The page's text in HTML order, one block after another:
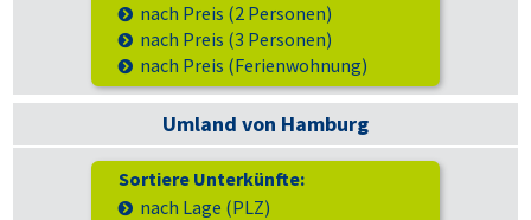
nach Preis (2 Personen)
nach Preis (3 Personen)
nach Preis (Ferienwohnung)
Umland von Hamburg
Sortiere Unterkünfte:
nach Lage (PLZ)